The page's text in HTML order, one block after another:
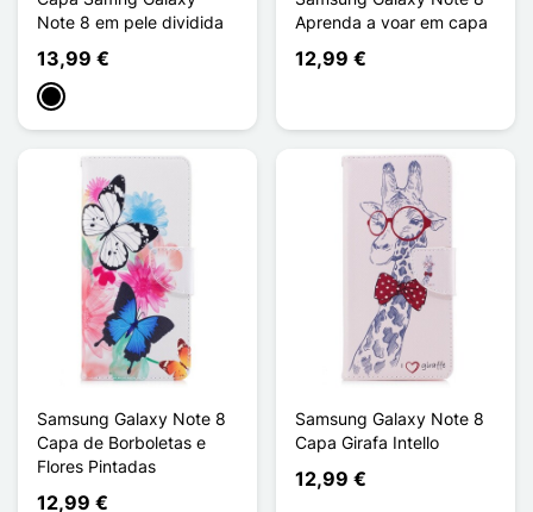
Note 8 em pele dividida
13,99 €
Preto
Aprenda a voar em capa
12,99 €
Samsung Galaxy Note 8
Capa de Borboletas e
Flores Pintadas
12,99 €
Samsung Galaxy Note 8
Capa Girafa Intello
12,99 €